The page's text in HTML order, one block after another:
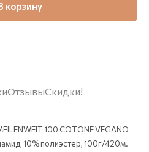
ОтзывыСкидки!
100 COTONE VEGANO
10% полиэстер, 100г/420м.
корзину